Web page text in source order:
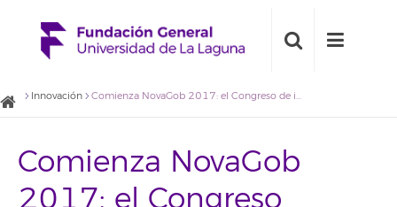
Innovación Comienza NovaGob 2017: el Congreso de innovación pública que atrae a Tenerife a 600 profesionales
Comienza NovaGob
2017: el Congreso